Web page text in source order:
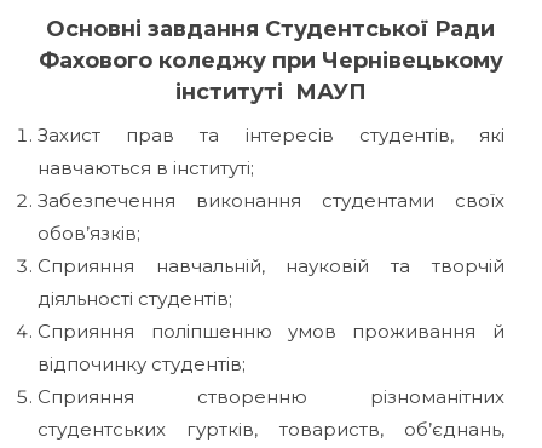
Основні завдання Студентської Ради
Фахового коледжу при Чернівецькому
інституті МАУП
Захист прав та інтересів студентів, які
навчаються в інституті;
Забезпечення виконання студентами своїх
обов’язків;
Сприяння навчальній, науковій та творчій
діяльності студентів;
Сприяння поліпшенню умов проживання й
відпочинку студентів;
Сприяння створенню різноманітних
студентських гуртків, товариств, об’єднань,